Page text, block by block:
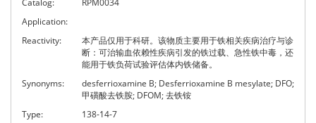
Application:
Reactivity:
本产品仅用于科研。该物质主要用于铁相关疾病治疗与诊
断：可治输血依赖性疾病引发的铁过载、急性铁中毒，还
能用于铁负荷试验评估体内铁储备。
Synonyms:
desferrioxamine B; Desferrioxamine B mesylate; DFO;
甲磺酸去铁胺; DFOM; 去铁铵
Type:
138-14-7